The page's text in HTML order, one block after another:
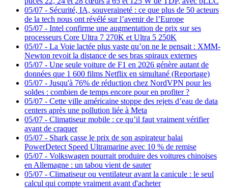
05/07 - Sécurité, IA, souveraineté : ce que plus de 50 acteurs
de la tech nous ont révélé sur l’avenir de l’Europe
05/07 - Intel confirme une augmentation de prix sur ses
processeurs Core Ultra 7 270K et Ultra 5 250K
05/07 - La Voie lactée plus vaste qu’on ne le pensait : XMM-
Newton revoit la distance de ses bras spiraux externes
05/07 - Une seule voiture de F1 en 2026 génère autant de
données que 1 600 films Netflix en simultané (Reportage)
05/07 - Jusqu'à 76% de réduction chez NordVPN pour les
soldes : combien de temps encore pour en profiter ?
05/07 - Cette ville américaine stoppe des rejets d’eau de data
centers après une pollution liée à Meta
05/07 - Climatiseur mobile : ce qu’il faut vraiment vérifier
avant de craquer
05/07 - Shark casse le prix de son aspirateur balai
PowerDetect Speed Ultramarine avec 10 % de remise
05/07 - Volkswagen pourrait produire des voitures chinoises
en Allemagne : un tabou vient de sauter
05/07 - Climatiseur ou ventilateur avant la canicule : le seul
calcul qui compte vraiment avant d'acheter